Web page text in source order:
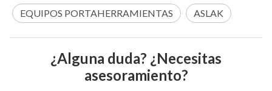
EQUIPOS PORTAHERRAMIENTAS ASLAK
¿Alguna duda? ¿Necesitas
asesoramiento?